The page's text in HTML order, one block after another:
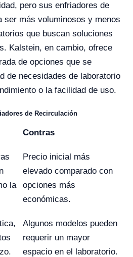
pero sus enfriadores de
ser más voluminosos y menos
que buscan soluciones
Kalstein, en cambio, ofrece
de opciones que se
de necesidades de laboratorio
o la facilidad de uso.
de Recirculación
Contras
la
Precio inicial más
elevado comparado con
opciones más
económicas.
Algunos modelos pueden
requerir un mayor
espacio en el laboratorio.